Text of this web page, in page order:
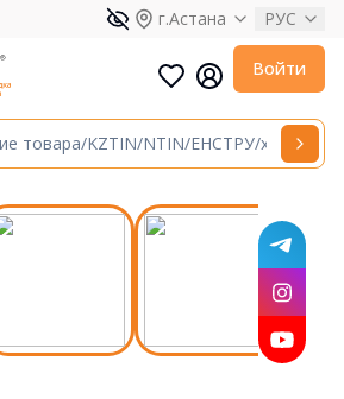
г.Астана РУС
Войти